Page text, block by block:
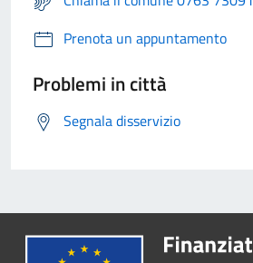
Prenota un appuntamento
Problemi in città
Segnala disservizio